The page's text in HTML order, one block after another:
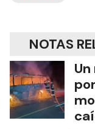
NOTAS